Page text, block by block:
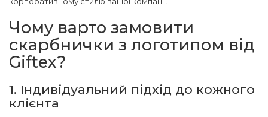
Чому варто замовити
скарбнички з логотипом від
Giftex?
1. Індивідуальний підхід до кожного
клієнта